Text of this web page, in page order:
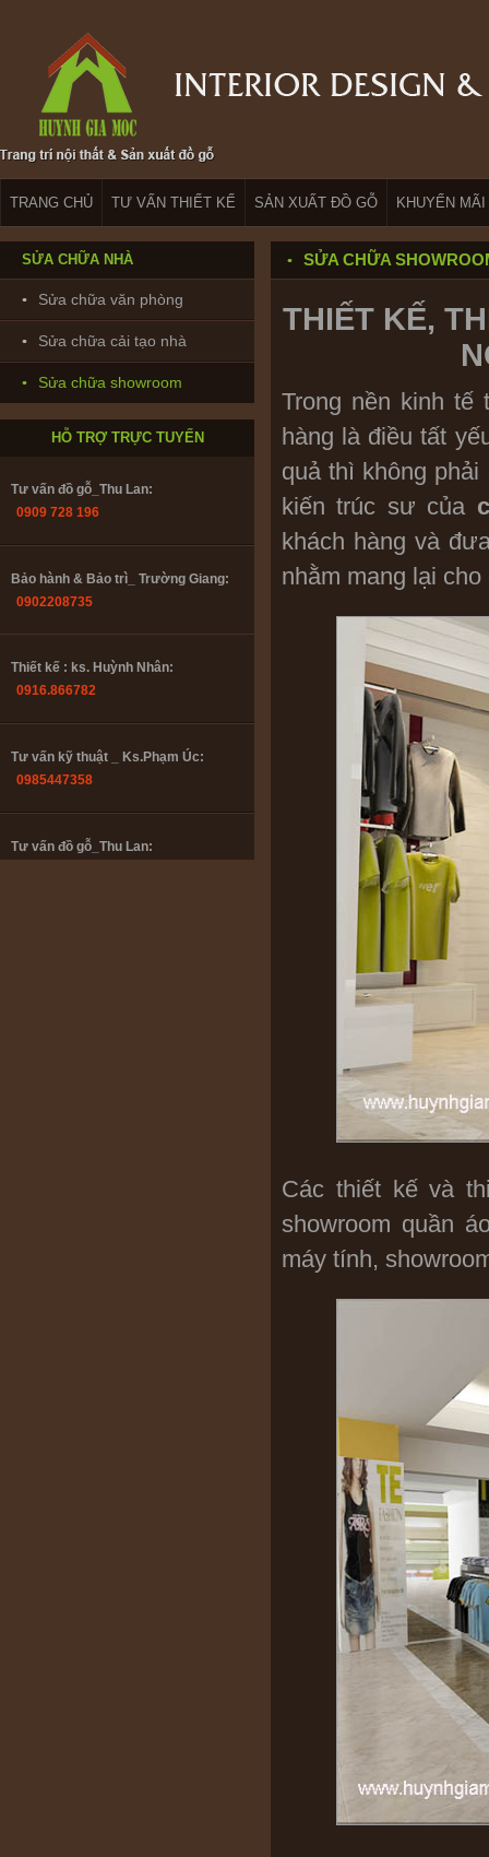
TRANG CHỦ TƯ VẤN THIẾT KẾ SẢN XUẤT ĐỒ GỖ KHUYẾN
SỬA CHỮA NHÀ
Sửa chữa văn phòng
Sửa chữa cải tạo nhà
Sửa chữa showroom
HỖ TRỢ TRỰC TUYẾN
0902208735
Thiết kế : ks. Huỳnh Nhân:
0916.866782
Tư vấn kỹ thuật _ Ks.Phạm Úc:
0985447358
Tư vấn đồ gỗ_Thu Lan:
0909 728 196
Bảo hành & Bảo trì_ Trường Giang:
0902208735
Thiết kế : ks. Huỳnh Nhân:
0916.866782
Tư vấn kỹ thuật _ Ks.Phạm Úc:
0985447358
Tư vấn đồ gỗ_Thu Lan:
SỬA CHỮA
THIẾT KẾ,
Trong nền kinh tế
hàng là điều tất
quả thì không
kiến trúc sư của
khách hàng và
nhằm mang lại
Các thiết kế và
showroom quần
máy tính,